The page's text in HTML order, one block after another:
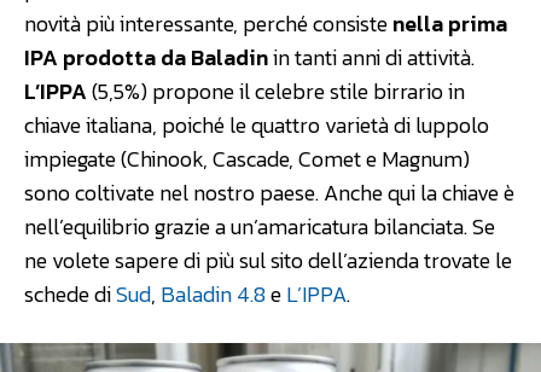
novità più interessante, perché consistenella prima
IPA prodotta da Baladinin tanti anni di attività.
L’IPPA(5,5%) propone il celebre stile birrario in
chiave italiana, poiché le quattro varietà di luppolo
impiegate (Chinook, Cascade, Comet e Magnum)
sono coltivate nel nostro paese. Anche qui la chiave è
nell’equilibrio grazie a un’amaricatura bilanciata. Se
ne volete sapere di più sul sito dell’azienda trovate le
schede diSud, Baladin 4.8eL’IPPA.